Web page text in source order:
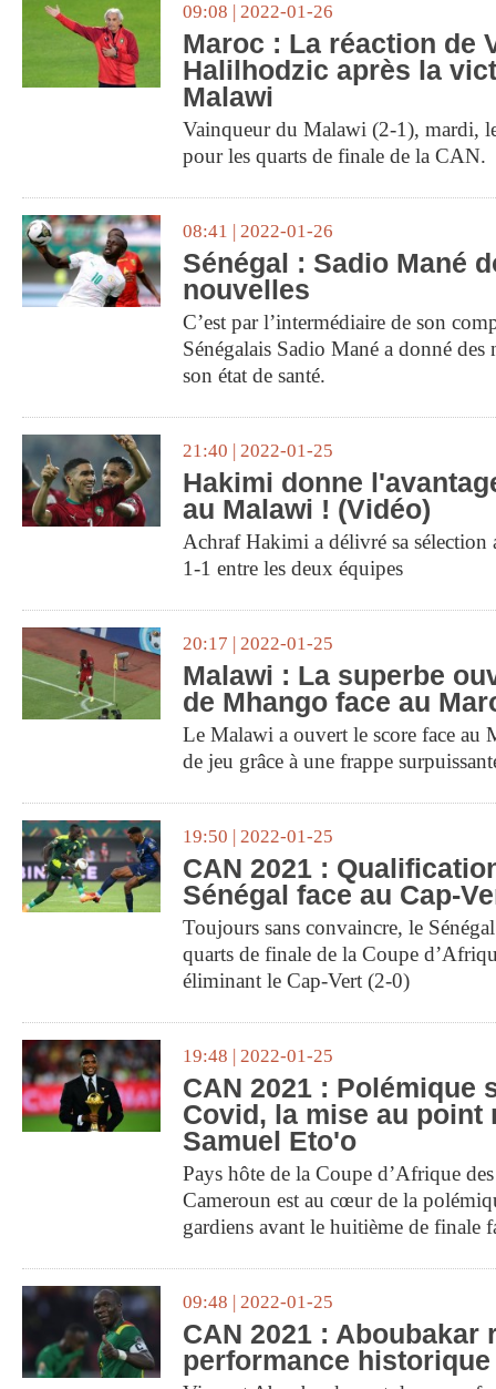
09:08 | 2022-01-26
Maroc : La réaction de
Halilhodzic après la
Malawi
Vainqueur du Malawi (2-1), mardi,
pour les quarts de finale de la CAN.
08:41 | 2022-01-26
Sénégal : Sadio Mané
nouvelles
C’est par l’intermédiaire de son
Sénégalais Sadio Mané a donné des
son état de santé.
21:40 | 2022-01-25
Hakimi donne
au Malawi ! (Vidéo)
Achraf Hakimi a délivré sa sélection
1-1 entre les deux équipes
20:17 | 2022-01-25
Malawi : La superbe
de Mhango face au
Le Malawi a ouvert le score face au
de jeu grâce à une frappe
19:50 | 2022-01-25
CAN 2021 :
Sénégal face au Cap-
Toujours sans convaincre, le
quarts de finale de la Coupe
éliminant le Cap-Vert (2-0)
19:48 | 2022-01-25
CAN 2021 : Polémique
Covid, la mise au point
Samuel Eto'o
Pays hôte de la Coupe d’Afrique
Cameroun est au cœur de la
gardiens avant le huitième de finale
09:48 | 2022-01-25
CAN 2021 : Aboubakar
performance historique